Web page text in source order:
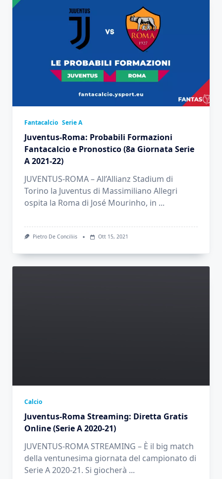
Fantacalcio Serie A
Juventus-Roma: Probabili Formazioni
Fantacalcio e Pronostico (8a Giornata Serie
A 2021-22)
JUVENTUS-ROMA – All’Allianz Stadium di
Torino la Juventus di Massimiliano Allegri
ospita la Roma di José Mourinho, in ...
Pietro De Conciliis Ott 15, 2021
Calcio
Juventus-Roma Streaming: Diretta Gratis
Online (Serie A 2020-21)
JUVENTUS-ROMA STREAMING – È il big match
della ventunesima giornata del campionato di
Serie A 2020-21. Si giocherà ...